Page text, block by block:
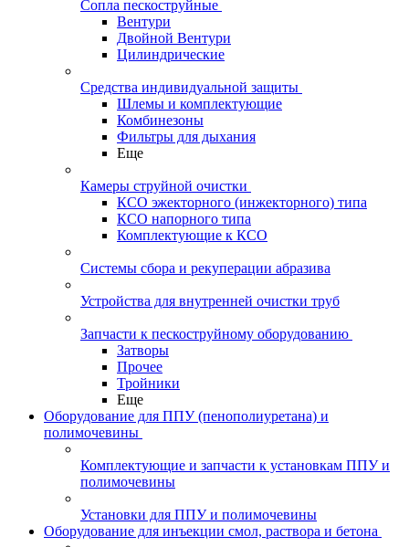
Сопла пескоструйные
Вентури
Двойной Вентури
Цилиндрические
Средства индивидуальной защиты
Шлемы и комплектующие
Комбинезоны
Фильтры для дыхания
Еще
Камеры струйной очистки
КСО эжекторного (инжекторного) типа
КСО напорного типа
Комплектующие к КСО
Системы сбора и рекуперации абразива
Устройства для внутренней очистки труб
Запчасти к пескоструйному оборудованию
Затворы
Прочее
Тройники
Еще
Оборудование для ППУ (пенополиуретана) и
полимочевины
Комплектующие и запчасти к установкам ППУ и
полимочевины
Установки для ППУ и полимочевины
Оборудование для инъекции смол, раствора и бетона